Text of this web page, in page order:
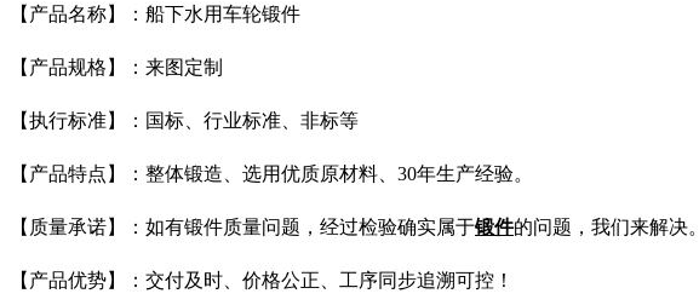
【产品名称】：船下水用车轮锻件
【产品规格】：来图定制
【执行标准】：国标、行业标准、非标等
【产品特点】：整体锻造、选用优质原材料、30年生产经验。
【质量承诺】：如有锻件质量问题，经过检验确实属于锻件的问题，我们来解决。
【产品优势】：交付及时、价格公正、工序同步追溯可控！